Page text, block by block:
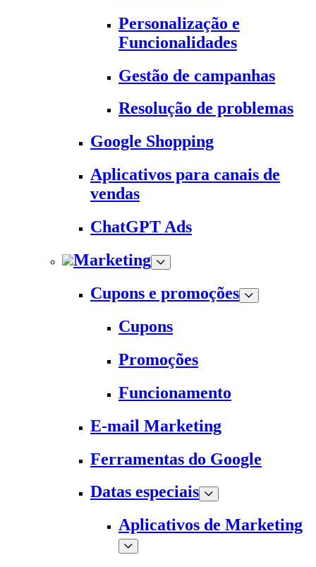
Personalização e
Funcionalidades
Gestão de campanhas
Resolução de problemas
Google Shopping
Aplicativos para canais de
vendas
ChatGPT Ads
Marketing
Cupons e promoções
Cupons
Promoções
Funcionamento
E-mail Marketing
Ferramentas do Google
Datas especiais
Aplicativos de Marketing